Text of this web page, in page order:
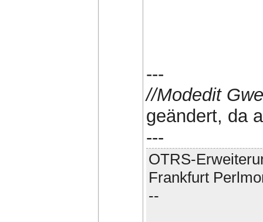
---
//Modedit
geändert, da
---
OTRS-
Frankfurt
--